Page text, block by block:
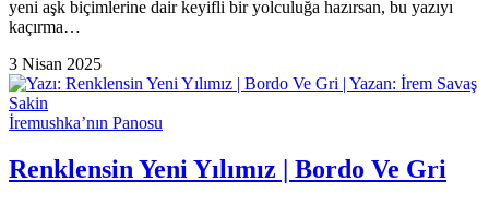
yeni aşk biçimlerine dair keyifli bir yolculuğa hazırsan, bu yazıyı
kaçırma…
3 Nisan 2025
İremushka’nın Panosu
Renklensin Yeni Yılımız | Bordo Ve Gri